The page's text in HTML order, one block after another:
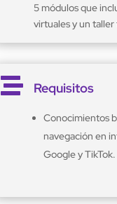
5 módulos que
virtuales y un
 Requisitos
Conocimientos
navegación en
Google y TikTok.